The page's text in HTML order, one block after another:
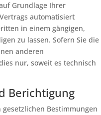
Grundlage Ihrer
automatisiert
in einem gängigen,
zu lassen. Sofern Sie die
anderen
nur, soweit es technisch
Berichtigung
Bestimmungen